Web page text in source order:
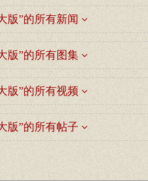
版”的所有新闻
版”的所有图集
版”的所有视频
版”的所有帖子